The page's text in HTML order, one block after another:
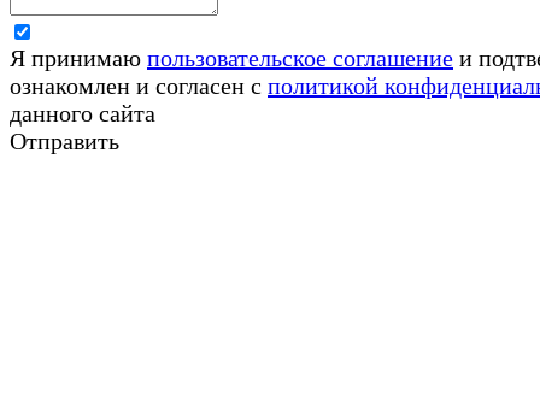
Я принимаю пользовательское соглашение и
ознакомлен и согласен с политикой
данного сайта
Отправить